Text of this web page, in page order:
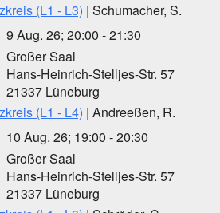
(L1 - L3) | Schumacher, S.
9 Aug. 26; 20:00 - 21:30
Großer Saal
Hans-Heinrich-Stelljes-Str. 57
21337 Lüneburg
(L1 - L4) | Andreeßen, R.
10 Aug. 26; 19:00 - 20:30
Großer Saal
Hans-Heinrich-Stelljes-Str. 57
21337 Lüneburg